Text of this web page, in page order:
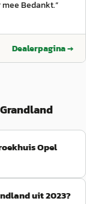
was uitstekend
op gaat. Zelfs
wordt snel
met
en
Hengelo een
Bedankt.”
Dealerpagina →
Opel
uit 2023?